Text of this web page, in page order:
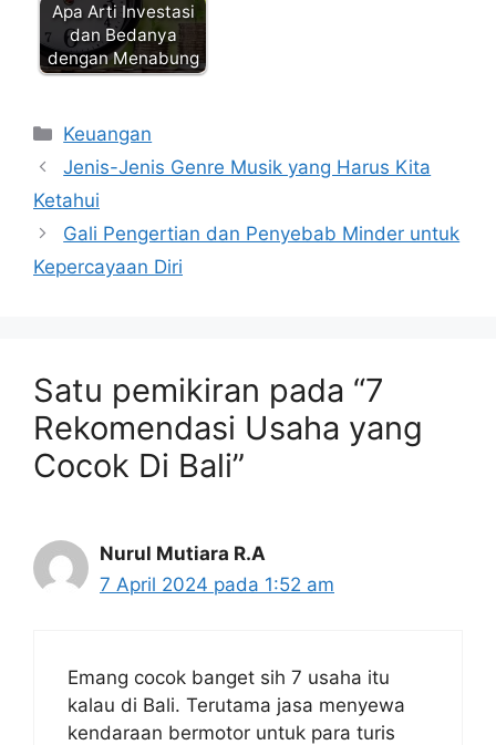
Apa Arti Investasi
dan Bedanya
dengan Menabung
Kategori
Keuangan
Jenis-Jenis Genre Musik yang Harus Kita
Ketahui
Gali Pengertian dan Penyebab Minder untuk
Kepercayaan Diri
Satu pemikiran pada “7
Rekomendasi Usaha yang
Cocok Di Bali”
Nurul Mutiara R.A
7 April 2024 pada 1:52 am
Emang cocok banget sih 7 usaha itu
kalau di Bali. Terutama jasa menyewa
kendaraan bermotor untuk para turis